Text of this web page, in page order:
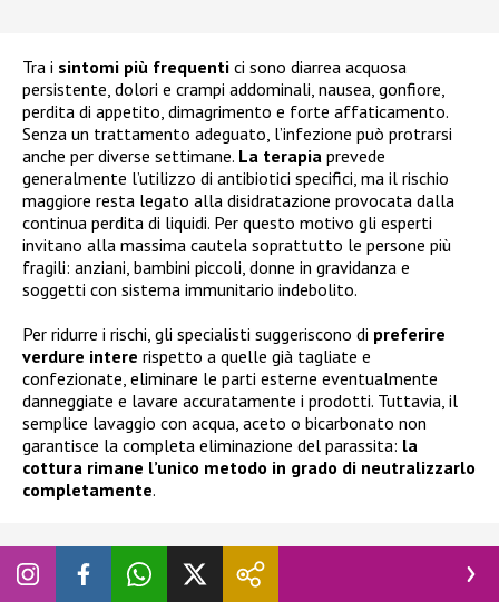
Tra i sintomi più frequenti ci sono diarrea acquosa
persistente, dolori e crampi addominali, nausea, gonfiore,
perdita di appetito, dimagrimento e forte affaticamento.
Senza un trattamento adeguato, l’infezione può protrarsi
anche per diverse settimane. La terapia prevede
generalmente l’utilizzo di antibiotici specifici, ma il rischio
maggiore resta legato alla disidratazione provocata dalla
continua perdita di liquidi. Per questo motivo gli esperti
invitano alla massima cautela soprattutto le persone più
fragili: anziani, bambini piccoli, donne in gravidanza e
soggetti con sistema immunitario indebolito.
Per ridurre i rischi, gli specialisti suggeriscono di preferire
verdure intere rispetto a quelle già tagliate e
confezionate, eliminare le parti esterne eventualmente
danneggiate e lavare accuratamente i prodotti. Tuttavia, il
semplice lavaggio con acqua, aceto o bicarbonato non
garantisce la completa eliminazione del parassita: la
cottura rimane l’unico metodo in grado di neutralizzarlo
completamente.